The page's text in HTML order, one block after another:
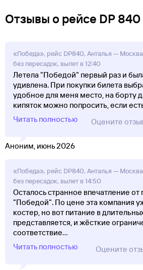
Отзывы о рейсе DP 840
«Победа», рейс DP840, Анталья —
без пересадок, вылет в 12:40
Летела "Победой" первый раз и
удивлена. При покупки билета
удобное для меня место, на борту
кипяток можно попросить, если
Читать полностью
Оцените
Аноним, июнь 2026
«Победа», рейс DP840, Анталья —
без пересадок, вылет в 14:50
Осталось странное впечатление от
"Победой". По цене эта компания
костер, но вот питание в
представляется, и жёсткие
соответствие...
Читать полностью
Оцените